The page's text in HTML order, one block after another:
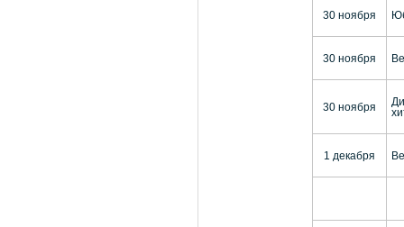
30 ноября
30 ноября
30 ноября
1 декабря